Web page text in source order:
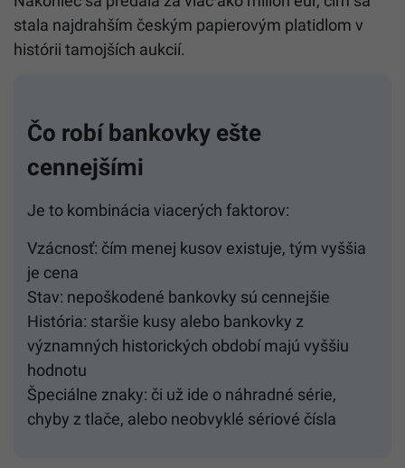
stala najdrahším českým papierovým platidlom v
histórii tamojších aukcií.
Čo robí bankovky ešte
cennejšími
Je to kombinácia viacerých faktorov:
Vzácnosť: čím menej kusov existuje, tým vyššia
je cena
Stav: nepoškodené bankovky sú cennejšie
História: staršie kusy alebo bankovky z
významných historických období majú vyššiu
hodnotu
Špeciálne znaky: či už ide o náhradné série,
chyby z tlače, alebo neobvyklé sériové čísla